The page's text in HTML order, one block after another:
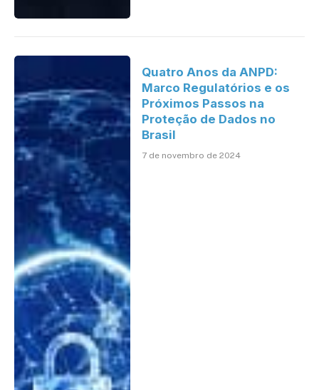
Quatro Anos da ANPD:
Marco Regulatórios e os
Próximos Passos na
Proteção de Dados no
Brasil
7 de novembro de 2024